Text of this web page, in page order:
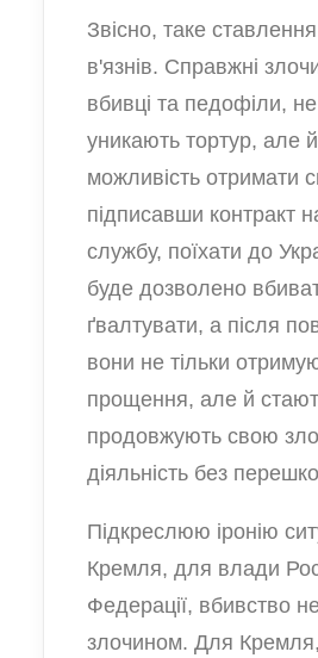
Звісно, таке
в'язнів. Справжні
вбивці та педофіли, не
уникають тортур, але
можливість отримати
підписавши контракт
службу, поїхати до
буде дозволено
ґвалтувати, а після
вони не тільки
прощення, але й
продовжують свою
діяльність без
Підкреслюю іронію
Кремля, для влади
Федерації, вбивство
злочином. Для